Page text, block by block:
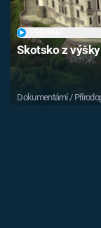
Skotsko z výšky
Dokumentární /